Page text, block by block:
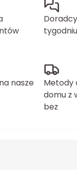
tygodniu
nasze
Metody
domu z
bez